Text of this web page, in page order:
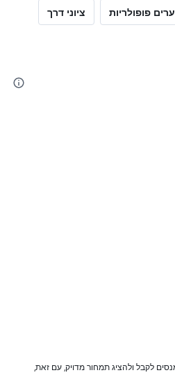
ערים פופולריות ציוני דרך